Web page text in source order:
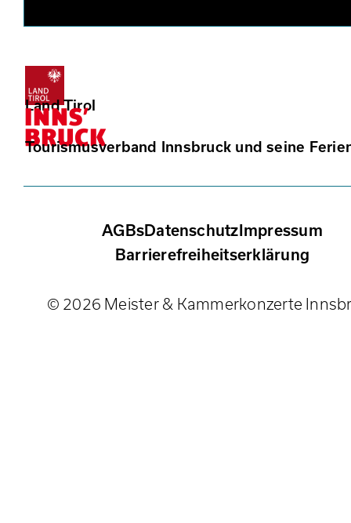
Land Tirol
Tourismusverband Innsbruck und seine
AGBsDatenschutzImpressum
Barrierefreiheitserklärung
© 2026 Meister & Kammerkonzerte